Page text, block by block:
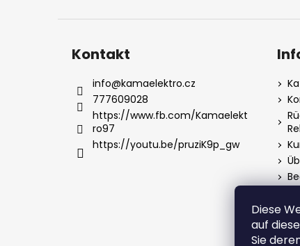
Diese
auf
Sie
Kontakt
info@kamaelektro.cz
777609028
https://www.fb.com/Kamaelekt
ro97
https://youtu.be/pruziK9p_gw